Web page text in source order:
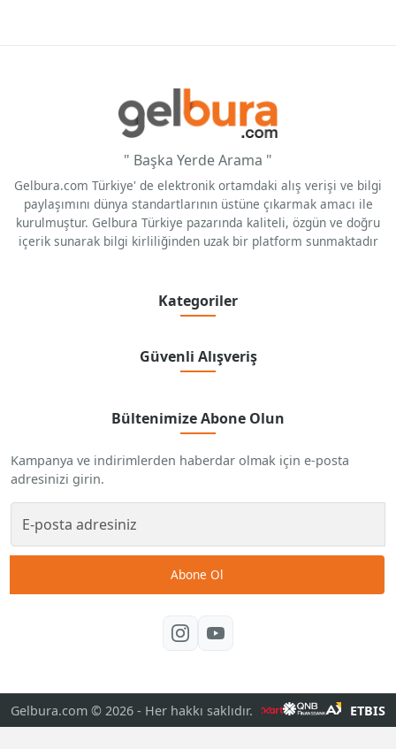
" Başka Yerde Arama "
Gelbura.com Türkiye' de elektronik ortamdaki alış verişi ve bilgi
paylaşımını dünya standartlarının üstüne çıkarmak amacı ile
kurulmuştur. Gelbura Türkiye pazarında kaliteli, özgün ve doğru
içerik sunarak bilgi kirliliğinden uzak bir platform sunmaktadır
Kategoriler
Güvenli Alışveriş
Bültenimize Abone Olun
Kampanya ve indirimlerden haberdar olmak için e-posta
adresinizi girin.
Abone Ol
Gelbura.com © 2026 - Her hakkı saklıdır. ETBIS